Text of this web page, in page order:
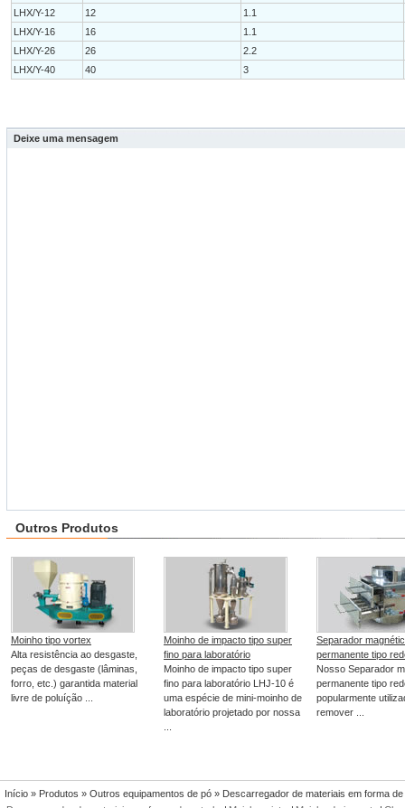
LHX/Y-12
12
1.1
LHX/Y-16
16
1.1
LHX/Y-26
26
2.2
LHX/Y-40
40 3
Deixe uma mensagem
Outros Produtos
Moinho tipo vortex
Alta resistência ao desgaste,
peças de desgaste (lâminas,
forro, etc.) garantida material
livre de poluíção ...
Moinho de impacto tipo super
fino para laboratório
Moinho de impacto tipo super
fino para laboratório LHJ-10 é
uma espécie de mini-moinho de
laboratório projetado por nossa
Separador
permanente tipo
Nosso Separador
permanente tipo
popularmente
remover ...
Início » Produtos » Outros equipamentos de pó » Descarregador de materiais em forma